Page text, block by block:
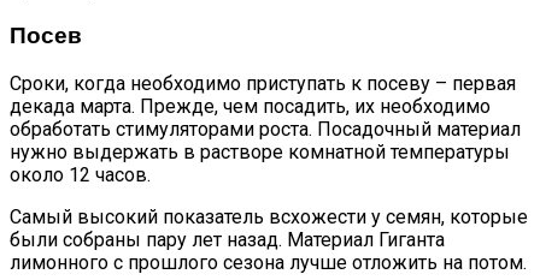
Посев
Сроки, когда необходимо приступать к посеву – первая
декада марта. Прежде, чем посадить, их необходимо
обработать стимуляторами роста. Посадочный материал
нужно выдержать в растворе комнатной температуры
около 12 часов.
Самый высокий показатель всхожести у семян, которые
были собраны пару лет назад. Материал Гиганта
лимонного с прошлого сезона лучше отложить на потом.